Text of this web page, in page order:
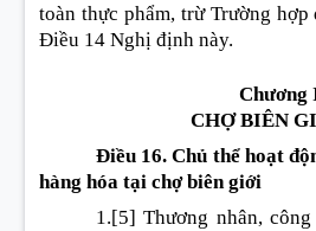
toàn thực phẩm, trừ Trường
Điều 14 Nghị định này.
Chương
CHỢ BIÊN
Điều 16. Chủ thể hoạt
hàng hóa tại chợ biên giới
1.[5] Thương nhân,